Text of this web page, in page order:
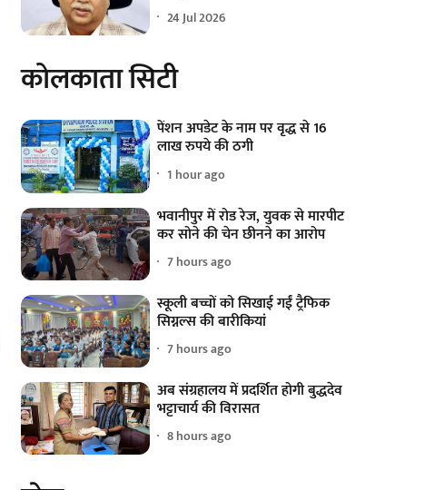
24 Jul 2026
कोलकाता सिटी
पेंशन अपडेट के नाम पर वृद्ध से 16
लाख रुपये की ठगी
1 hour ago
भवानीपुर में रोड रेज, युवक से मारपीट
कर सोने की चेन छीनने का आरोप
7 hours ago
स्कूली बच्चों को सिखाई गईं ट्रैफिक
सिग्नल्स की बारीकियां
7 hours ago
अब संग्रहालय में प्रदर्शित होगी बुद्धदेव
भट्टाचार्य की विरासत
8 hours ago